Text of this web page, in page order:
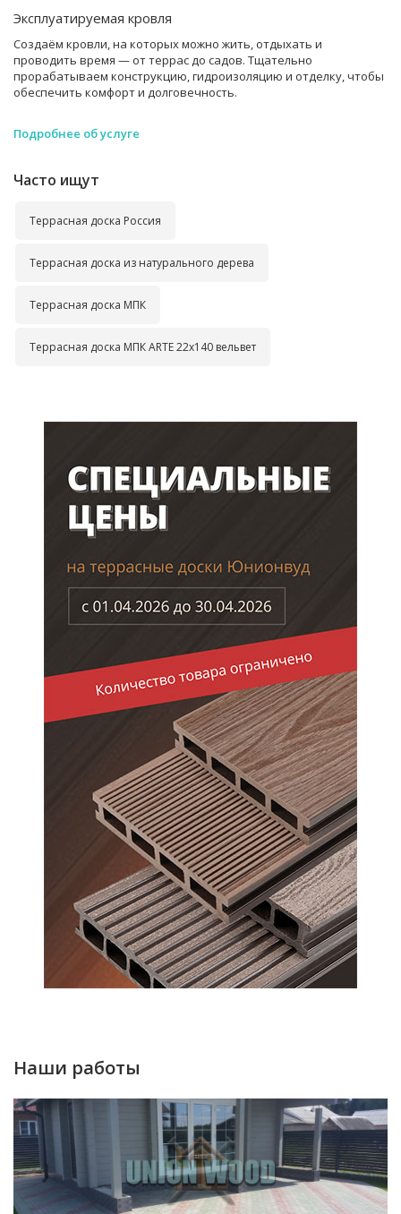
Эксплуатируемая кровля
Создаём кровли, на которых можно жить, отдыхать и
проводить время — от террас до садов. Тщательно
прорабатываем конструкцию, гидроизоляцию и отделку, чтобы
обеспечить комфорт и долговечность.
Подробнее об услуге
Часто ищут
Террасная доска Россия
Террасная доска из натурального дерева
Террасная доска МПК
Террасная доска МПК ARTE 22x140 вельвет
Наши работы